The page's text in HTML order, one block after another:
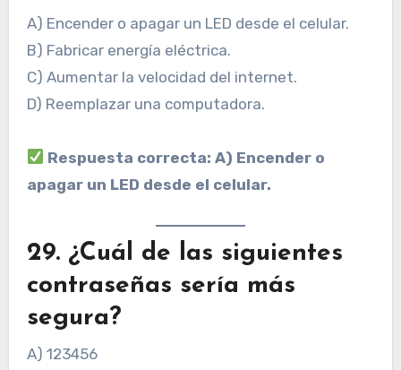
A) Encender o apagar un LED desde el celular.
B) Fabricar energía eléctrica.
C) Aumentar la velocidad del internet.
D) Reemplazar una computadora.
Respuesta correcta: A) Encender o
apagar un LED desde el celular.
29. ¿Cuál de las siguientes
contraseñas sería más
segura?
A) 123456